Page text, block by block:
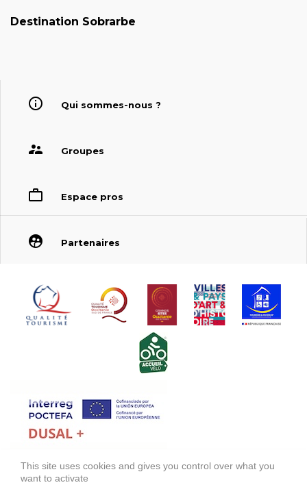
Destination Sobrarbe
Qui sommes-nous ?
Groupes
Espace pros
Partenaires
FONDS EUROPÉEN DE DÉVELOPPEMENT RÉGIONAL (FEDER)
This site uses cookies and gives you control over what you
want to activate